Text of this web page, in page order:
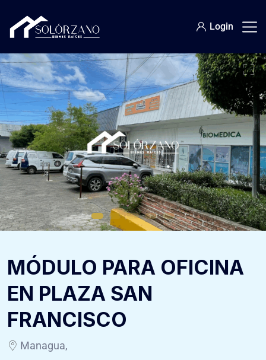
Login
MÓDULO PARA OFICINA
EN PLAZA SAN
FRANCISCO
Managua,